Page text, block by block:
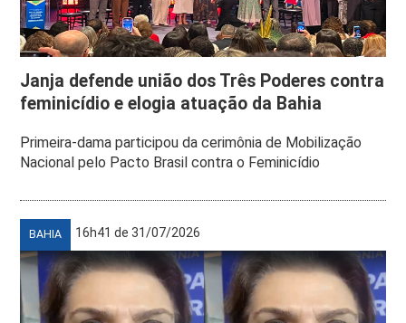
Janja defende união dos Três Poderes contra
feminicídio e elogia atuação da Bahia
Primeira-dama participou da cerimônia de Mobilização
Nacional pelo Pacto Brasil contra o Feminicídio
BAHIA 16h41 de 31/07/2026